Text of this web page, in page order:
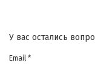
У вас остались
Email *